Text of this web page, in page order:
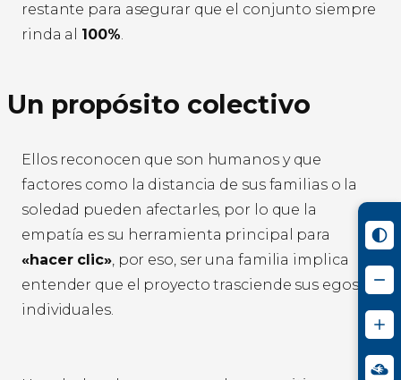
restante para asegurar que el conjunto siempre
rinda al 100%.
Un propósito colectivo
Ellos reconocen que son humanos y que
factores como la distancia de sus familias o la
soledad pueden afectarles, por lo que la
empatía es su herramienta principal para
«hacer clic», por eso, ser una familia implica
entender que el proyecto trasciende sus egos
individuales.